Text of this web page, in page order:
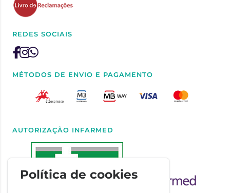
REDES SOCIAIS
MÉTODOS DE ENVIO E PAGAMENTO
AUTORIZAÇÃO INFARMED
Política de cookies